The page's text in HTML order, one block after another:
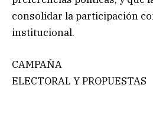
consolidar la participación
institucional.
CAMPAÑA
ELECTORAL Y PROPUESTAS